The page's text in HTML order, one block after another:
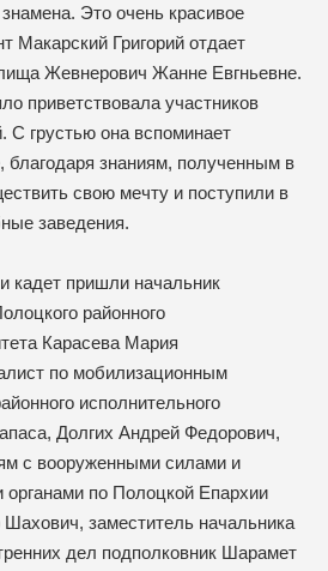
Это очень красивое
Макарский Григорий отдает
Жевнерович Жанне Евгньевне.
приветствовала участников
С грустью она вспоминает
благодаря знаниям, полученным в
свою мечту и поступили в
заведения.
кадет пришли начальник
районного
Карасева Мария
по мобилизационным
исполнительного
Долгих Андрей Федорович,
с вооруженными силами и
органами по Полоцкой Епархии
заместитель начальника
дел подполковник Шарамет